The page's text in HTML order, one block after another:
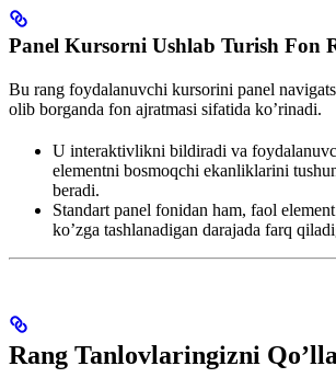
Panel Kursorni Ushlab Turish Fon
Bu rang foydalanuvchi kursorini panel
olib borganda fon ajratmasi sifatida ko’rinadi.
U interaktivlikni bildiradi va
elementni bosmoqchi ekanliklarini
beradi.
Standart panel fonidan ham, faol
ko’zga tashlanadigan darajada farq
Rang Tanlovlaringizni